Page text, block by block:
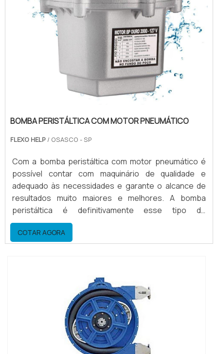
BOMBA PERISTÁLTICA COM MOTOR PNEUMÁTICO
FLEXO HELP / OSASCO - SP
Com a bomba peristáltica com motor pneumático é
possível contar com maquinário de qualidade e
adequado às necessidades e garante o alcance de
resultados muito maiores e melhores. A bomba
peristáltica é definitivamente esse tipo de
equipamento, porque ela é extremamente útil para
certas áreas de trabalho e produção. As vantagens
do equipamento Considerável economia no consumo
COTAR AGORA